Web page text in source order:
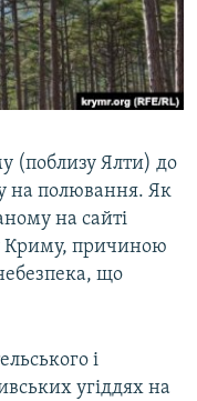
(поблизу Ялти) до
на полювання. Як
на сайті
Криму, причиною
що
і
угіддях на